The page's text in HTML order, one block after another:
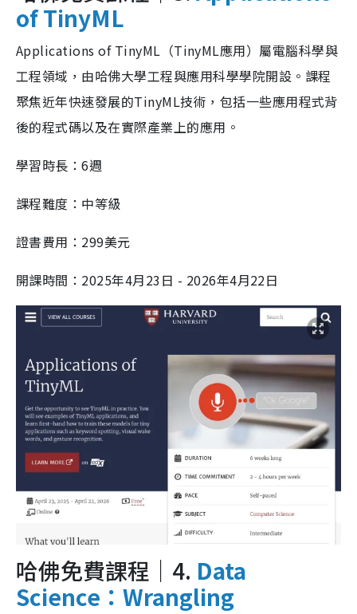
of TinyML
Applications of TinyML（TinyML應用）屬電腦科學與
工程領域，由哈佛大學工程與應用科學學院開設。課程
聚焦近年快速發展的TinyML技術，包括一些應用程式背
後的程式碼以及在實際產業上的應用。
學習時長：6週
課程難度：中等級
證書費用：299美元
開課時間：2025年4月23日 - 2026年4月22日
哈佛免費課程｜4. Data
Science：Wrangling